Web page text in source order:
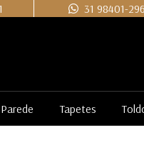
31 98401-
Tapetes